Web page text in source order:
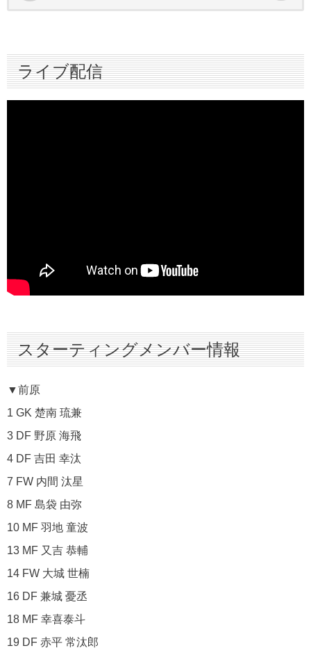
ハイライト
インタビュー
ライブ配信
スターティングメンバー情報
▼前原
1 GK 楚南 琉兼
3 DF 野原 海飛
4 DF 吉田 幸汰
7 FW 内間 汰星
8 MF 島袋 由弥
10 MF 羽地 童波
13 MF 又吉 恭輔
14 FW 大城 世楠
16 DF 兼城 憂丞
18 MF 幸喜泰斗
19 DF 赤平 常汰郎